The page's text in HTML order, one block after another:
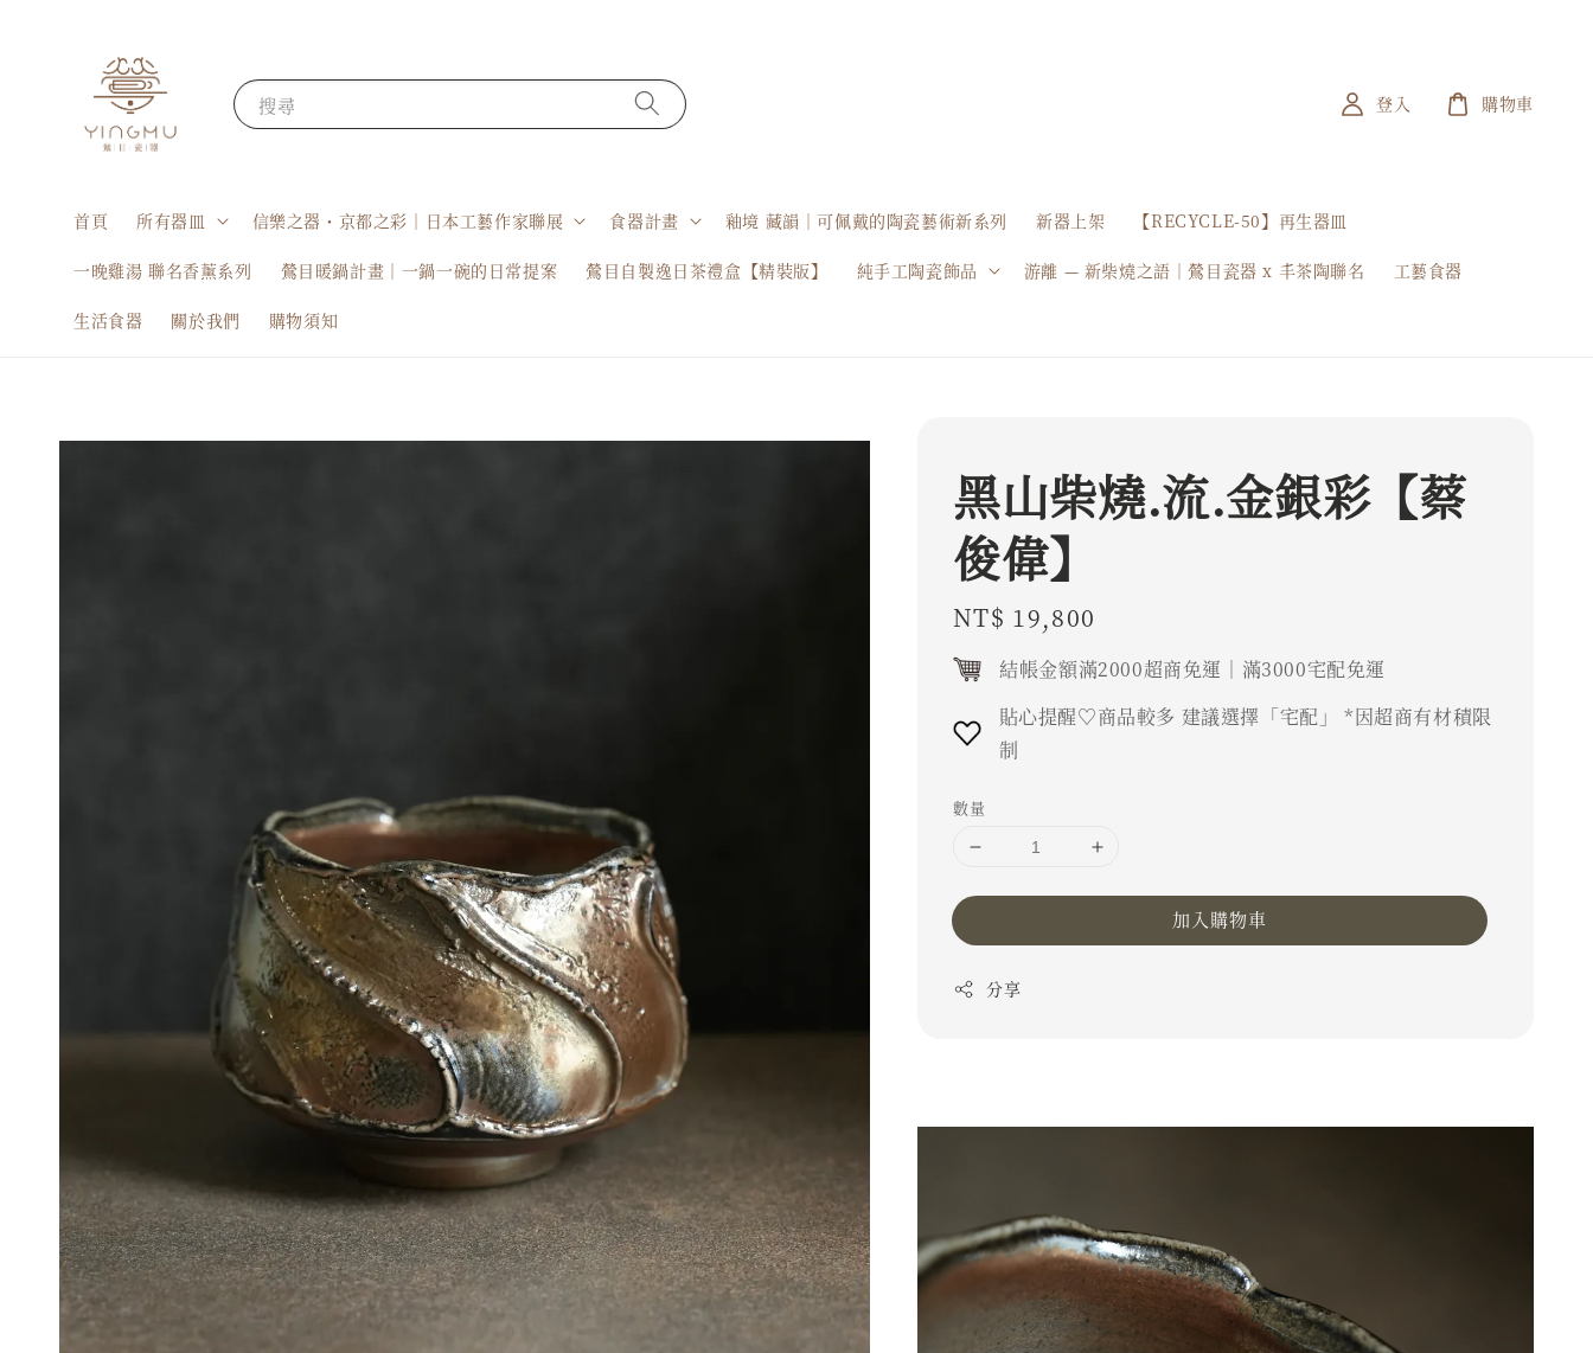
搜尋
首頁 所有器皿 信樂之器・京都之彩｜日本工藝作家聯展 食器計畫 釉境 藏韻｜可佩戴的陶瓷藝術新系列 新器上架 【RECYCLE-50】再生器皿
一晚雞湯 聯名香薰系列 鶯目暖鍋計畫｜一鍋一碗的日常提案 鶯目自製逸日茶禮盒【精裝版】 純手工陶瓷飾品 游離 — 新柴燒之語｜鶯目瓷器 x 丰茶陶聯名 工藝食器
生活食器 關於我們 購物須知
登入 購物車
黑山柴燒.流.金銀彩【蔡
俊偉】
Regular
price
NT$ 19,800
結帳金額滿2000超商免運｜滿3000宅配免運
貼心提醒♡商品較多 建議選擇「宅配」 *因超商有材積限
制
數量
加入購物車
分享